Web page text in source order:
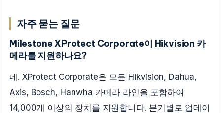
자주 묻는 질문
Milestone XProtect Corporate이 Hikvision 카
메라를 지원하나요?
네. XProtect Corporate은 모든 Hikvision, Dahua,
Axis, Bosch, Hanwha 카메라 라인을 포함하여
14,000개 이상의 장치를 지원합니다. 분기별로 업데이